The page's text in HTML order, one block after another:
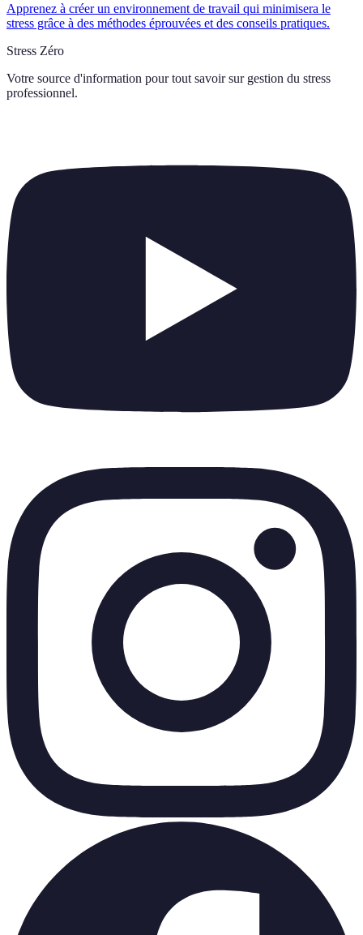
Apprenez à créer un environnement de travail qui minimisera le
stress grâce à des méthodes éprouvées et des conseils pratiques.
Stress Zéro
Votre source d'information pour tout savoir sur gestion du stress
professionnel.